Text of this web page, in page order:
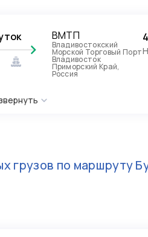
ВМТП
Владивостокский
Морской Торговый Порт
Владивосток
Приморский Край,
Россия
грузов по маршруту